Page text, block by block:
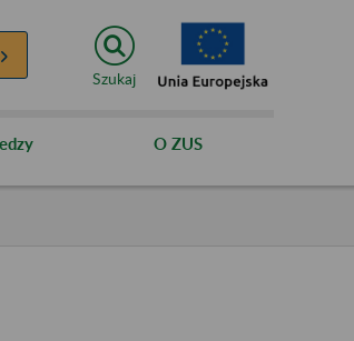
Szukaj
O ZUS